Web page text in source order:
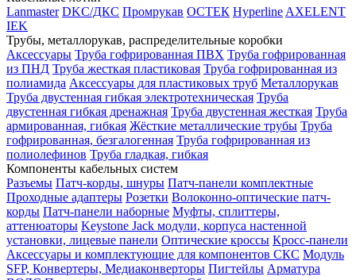
Lanmaster DKC/ДКС Промрукав ОСТЕК Hyperline AXELENT
IEK
Трубы, металлорукав, распределительные коробки
Аксессуары Труба гофрированная ПВХ Труба гофрированная
из ПНД Труба жесткая пластиковая Труба гофрированная из
полиамида Аксессуары для пластиковых труб Металлорукав
Труба двустенная гибкая электротехническая Труба
двустенная гибкая дренажная Труба двустенная жесткая Труба
армированная, гибкая Жёсткие металлические трубы Труба
гофрированная, безгалогенная Труба гофрированная из
полиолефинов Труба гладкая, гибкая
Компоненты кабельных систем
Разъемы Патч-корды, шнуры Патч-панели комплектные
Проходные адаптеры Розетки Волоконно-оптические патч-
корды Патч-панели наборные Муфты, сплиттеры,
аттенюаторы Keystone Jack модули, корпуса настенной
установки, лицевые панели Оптические кроссы Кросс-панели
Аксессуары и комплектующие для компонентов СКС Модуль
SFP, Конвертеры, Медиаконверторы Пигтейлы Арматура